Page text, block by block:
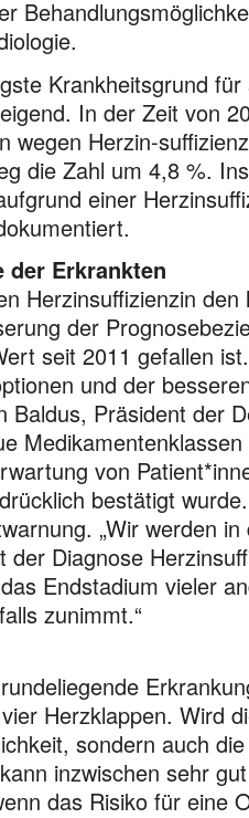
Krankheitsgrund
In der Zeit von
wegen Herzin-
die Zahl um 4,8 %.
einer
der Erkrankten
Herzinsuffizienzin den
der
seit 2011 gefallen
und der
Baldus, Präsident der
von
bestätigt
„Wir werden
Diagnose
Endstadium vieler
zunimmt.“
Herzklappen. Wird
sondern auch
inzwischen sehr
das Risiko für eine